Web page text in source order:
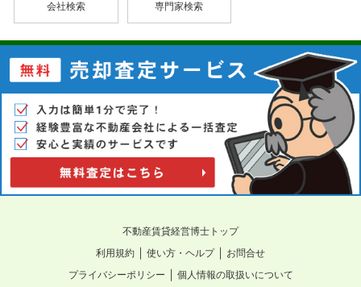
会社検索 専門家検索
不動産賃貸経営博士トップ
利用規約 ｜ 使い方・ヘルプ｜ お問合せ
プライバシーポリシー ｜ 個人情報の取扱いについて